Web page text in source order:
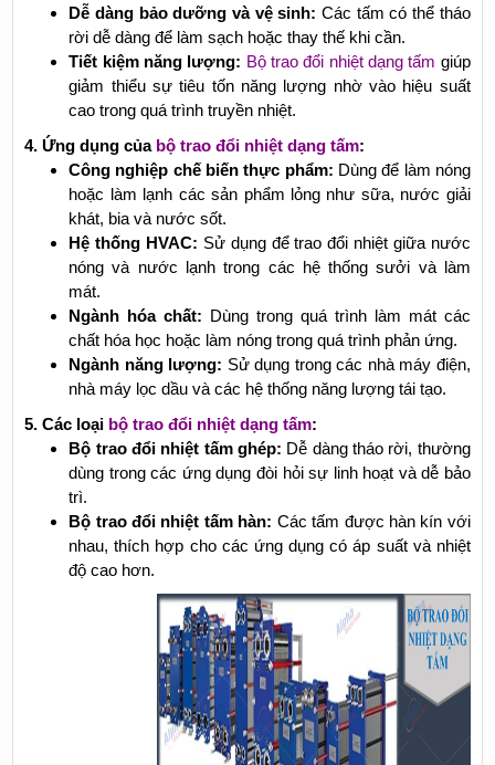
Dễ dàng bảo dưỡng và vệ sinh: Các tấm có thể tháo
rời dễ dàng để làm sạch hoặc thay thế khi cần.
Tiết kiệm năng lượng: Bộ trao đổi nhiệt dạng tấm giúp
giảm thiểu sự tiêu tốn năng lượng nhờ vào hiệu suất
cao trong quá trình truyền nhiệt.
4. Ứng dụng của bộ trao đổi nhiệt dạng tấm:
Công nghiệp chế biến thực phẩm: Dùng để làm nóng
hoặc làm lạnh các sản phẩm lỏng như sữa, nước giải
khát, bia và nước sốt.
Hệ thống HVAC: Sử dụng để trao đổi nhiệt giữa nước
nóng và nước lạnh trong các hệ thống sưởi và làm
mát.
Ngành hóa chất: Dùng trong quá trình làm mát các
chất hóa học hoặc làm nóng trong quá trình phản ứng.
Ngành năng lượng: Sử dụng trong các nhà máy điện,
nhà máy lọc dầu và các hệ thống năng lượng tái tạo.
5. Các loại bộ trao đổi nhiệt dạng tấm:
Bộ trao đổi nhiệt tấm ghép: Dễ dàng tháo rời, thường
dùng trong các ứng dụng đòi hỏi sự linh hoạt và dễ bảo
trì.
Bộ trao đổi nhiệt tấm hàn: Các tấm được hàn kín với
nhau, thích hợp cho các ứng dụng có áp suất và nhiệt
độ cao hơn.